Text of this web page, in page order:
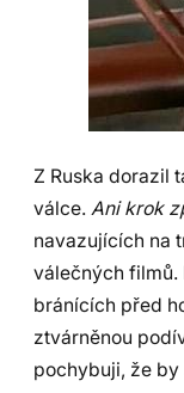
Z Ruska dorazil
válce. Ani krok
navazujících na
válečných filmů.
bránících před
ztvárněnou
pochybuji, že by